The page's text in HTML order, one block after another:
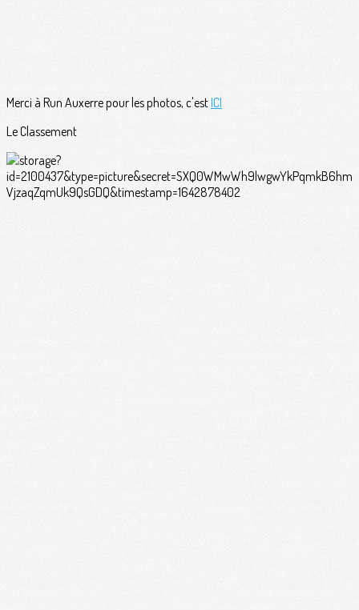
Merci à Run Auxerre pour les photos, c'estICI
Le Classement